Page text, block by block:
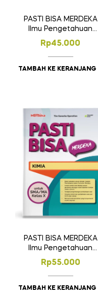
PASTI BISA MERDEKA
Ilmu Pengetahuan
Alam – Biologi
SMA/MA Kelas X
Rp45.000
TAMBAH KE KERANJANG
PASTI BISA MERDEKA
Ilmu Pengetahuan
Alam – Kimia
SMA/MA Kelas X
Rp55.000
TAMBAH KE KERANJANG